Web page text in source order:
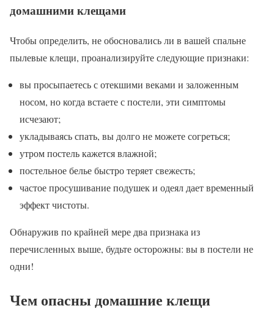
домашними клещами
Чтобы определить, не обосновались ли в вашей спальне
пылевые клещи, проанализируйте следующие признаки:
вы просыпаетесь с отекшими веками и заложенным
носом, но когда встаете с постели, эти симптомы
исчезают;
укладываясь спать, вы долго не можете согреться;
утром постель кажется влажной;
постельное белье быстро теряет свежесть;
частое просушивание подушек и одеял дает временный
эффект чистоты.
Обнаружив по крайней мере два признака из
перечисленных выше, будьте осторожны: вы в постели не
одни!
Чем опасны домашние клещи